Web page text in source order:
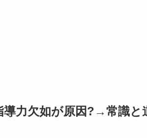
導力欠如が原因?→常識と